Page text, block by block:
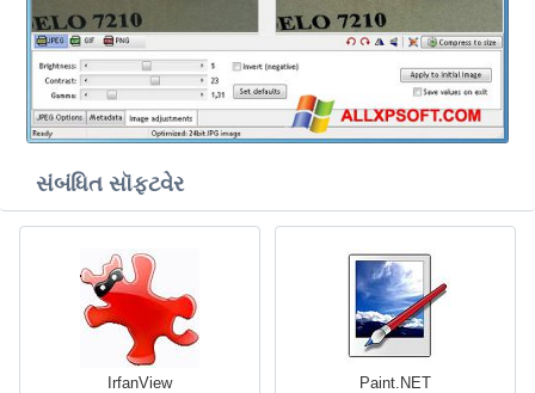
સંબંધિત સૉફ્ટવેર
IrfanView Paint.NET